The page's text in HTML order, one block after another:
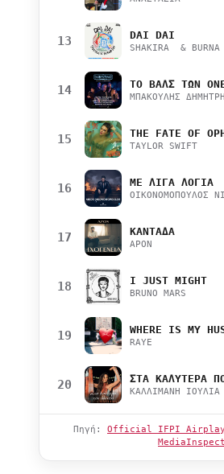
13 DAI DAI
SHAKIRA & BURNA
14
15 THE FATE OF
TAYLOR SWIFT
16 ΜΕ ΛΙΓΑ ΛΟΓΙΑ
ΟΙΚΟΝΟΜΟΠΟΥΛΟΣ
17 ΚΑΝΤΑΔΑ
APON
18 I JUST MIGHT
BRUNO MARS
19 WHERE IS MY
RAYE
20 ΚΑΛΛΙΜΑΝΗ ΙΟΥΛΙΑ
Πηγή: Official IFPI Airplay